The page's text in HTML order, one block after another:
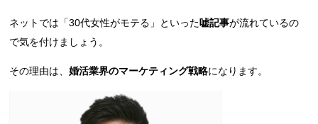
ネットでは「30代女性がモテる」といった嘘記事が流れているの
で気を付けましょう。
その理由は、婚活業界のマーケティング戦略になります。